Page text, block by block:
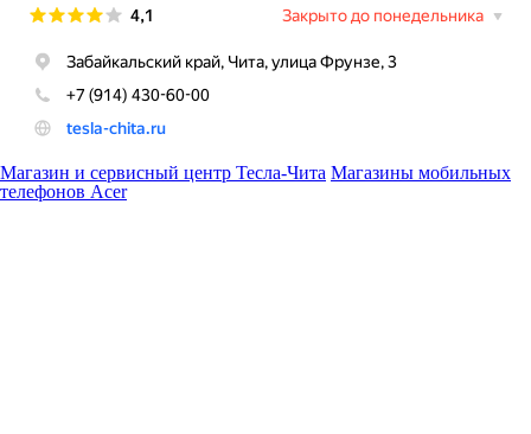
Магазин и сервисный центр Тесла-Чита Магазины мобильных
телефонов Acer